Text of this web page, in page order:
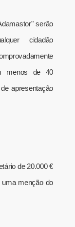
serão
cidadão
menos de 40
apresentação
de 20.000 €
menção do